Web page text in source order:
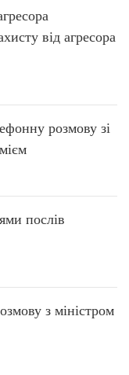
від агресора
розмову зі
послів
з міністром